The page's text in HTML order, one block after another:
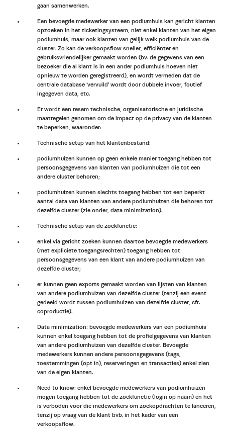
gaan samenwerken.
Een bevoegde medewerker van een podiumhuis kan gericht klanten
opzoeken in het ticketingsysteem, niet enkel klanten van het eigen
podiumhuis, maar ook klanten van gelijk welk podiumhuis van de
cluster. Zo kan de verkoopsflow sneller, efficiënter en
gebruiksvriendelijker gemaakt worden (bv. de gegevens van een
bezoeker die al klant is in een ander podiumhuis hoeven niet
opnieuw te worden geregistreerd), en wordt vermeden dat de
centrale database ‘vervuild’ wordt door dubbele invoer, foutief
ingegeven data, etc.
Er wordt een resem technische, organisatorische en juridische
maatregelen genomen om de impact op de privacy van de klanten
te beperken, waaronder:
Technische setup van het klantenbestand:
podiumhuizen kunnen op geen enkele manier toegang hebben tot
persoonsgegevens van klanten van podiumhuizen die tot een
andere cluster behoren;
podiumhuizen kunnen slechts toegang hebben tot een beperkt
aantal data van klanten van andere podiumhuizen die behoren tot
dezelfde cluster (zie onder, data minimization).
Technische setup van de zoekfunctie:
enkel via gericht zoeken kunnen daartoe bevoegde medewerkers
(met expliciete toegangsrechten) toegang hebben tot
persoonsgegevens van een klant van andere podiumhuizen van
dezelfde cluster;
er kunnen geen exports gemaakt worden van lijsten van klanten
van andere podiumhuizen van dezelfde cluster (tenzij een event
gedeeld wordt tussen podiumhuizen van dezelfde cluster, cfr.
coproductie).
Data minimization: bevoegde medewerkers van een podiumhuis
kunnen enkel toegang hebben tot de profielgegevens van klanten
van andere podiumhuizen van dezelfde cluster. Bevoegde
medewerkers kunnen andere persoonsgegevens (tags,
toestemmingen (opt in), reserveringen en transacties) enkel zien
van de eigen klanten.
Need to know: enkel bevoegde medewerkers van podiumhuizen
mogen toegang hebben tot de zoekfunctie (login op naam) en het
is verboden voor die medewerkers om zoekopdrachten te lanceren,
tenzij op vraag van de klant bvb. in het kader van een
verkoopsflow.